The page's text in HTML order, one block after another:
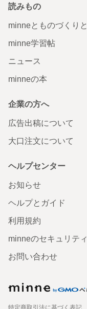
読みもの
minneとものづくりと
minne学習帖
ニュース
minneの本
企業の方へ
広告出稿について
大口注文について
ヘルプセンター
お知らせ
ヘルプとガイド
利用規約
minneのセキュリティ
お問い合わせ
特定商取引法に基づく表記